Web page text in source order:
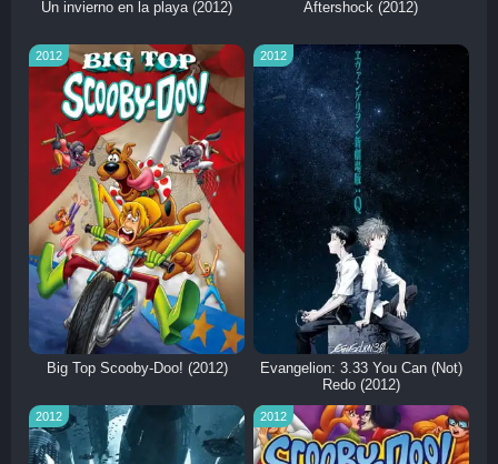
Un invierno en la playa (2012) Aftershock (2012)
2012
Big Top Scooby-Doo! (2012)
2012
Evangelion: 3.33 You Can (Not)
Redo (2012)
2012 2012